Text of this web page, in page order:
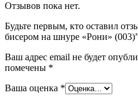
Отзывов пока нет.
Будьте первым, кто оставил
бисером на шнуре «Рони»
Ваш адрес email не будет
помечены *
Ваша оценка *